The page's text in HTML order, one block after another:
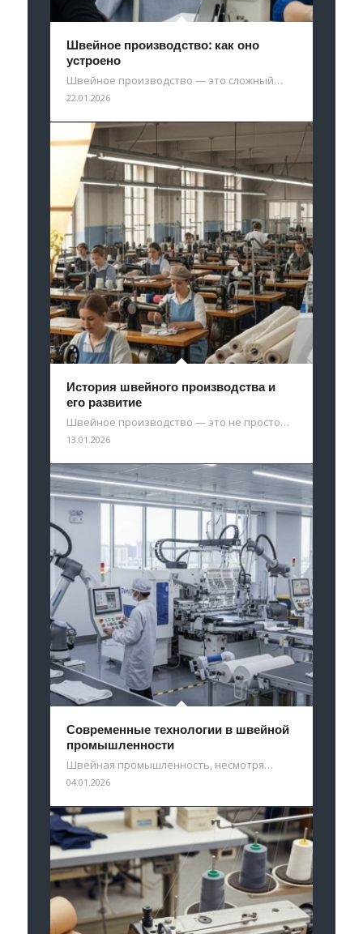
Швейное производство: как оно
устроено
Швейное производство — это сложный…
22.01.2026
История швейного производства и
его развитие
Швейное производство — это не просто…
13.01.2026
Современные технологии в швейной
промышленности
Швейная промышленность, несмотря…
04.01.2026